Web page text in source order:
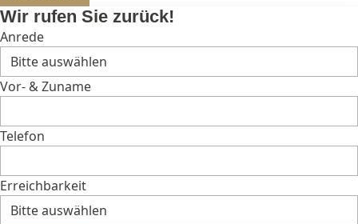
Wir rufen Sie zurück!
Anrede
Vor- & Zuname
Telefon
Erreichbarkeit